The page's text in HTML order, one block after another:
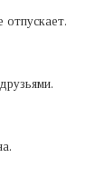
отпускает.